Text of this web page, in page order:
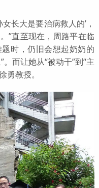
长大是要治病救人的’，
”直至现在，周路平在临
时，仍旧会想起奶奶的
而让她从“被动干”到“主
勇教授。